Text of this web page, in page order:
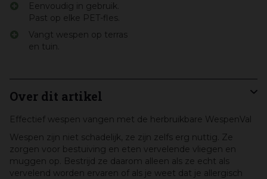
Eenvoudig in gebruik.
Past op elke PET-fles.
Vangt wespen op terras
en tuin.
Over dit artikel
Effectief wespen vangen met de herbruikbare WespenVal
Wespen zijn niet schadelijk, ze zijn zelfs erg nuttig. Ze
zorgen voor bestuiving en eten vervelende vliegen en
muggen op. Bestrijd ze daarom alleen als ze echt als
vervelend worden ervaren of als je weet dat je allergisch